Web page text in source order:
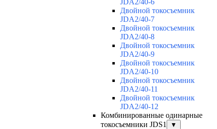
Двойной токосъемник
JDA2/40-7
Двойной токосъемник
JDA2/40-8
Двойной токосъемник
JDA2/40-9
Двойной токосъемник
JDA2/40-10
Двойной токосъемник
JDA2/40-11
Двойной токосъемник
JDA2/40-12
Комбинированные одинарные
токосъемники JDS1
▼